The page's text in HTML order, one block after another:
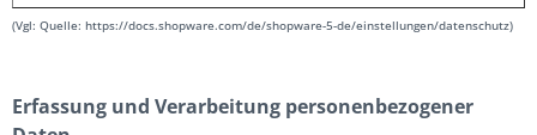
(Vgl: Quelle: https://docs.shopware.com/de/shopware-5-de/einstellungen/datenschutz)
Erfassung und Verarbeitung personenbezogener